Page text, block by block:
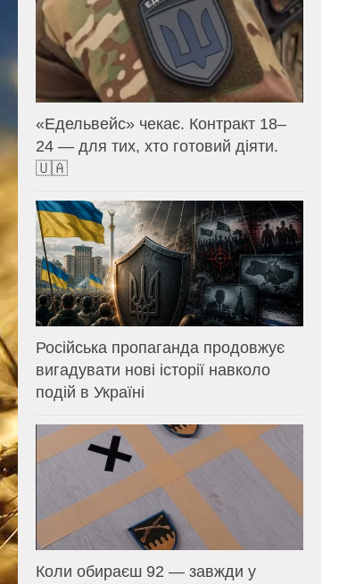
«Едельвейс» чекає. Контракт 18–
24 — для тих, хто готовий діяти.
🇺🇦
Російська пропаганда продовжує
вигадувати нові історії навколо
подій в Україні
Коли обираєш 92 — завжди у